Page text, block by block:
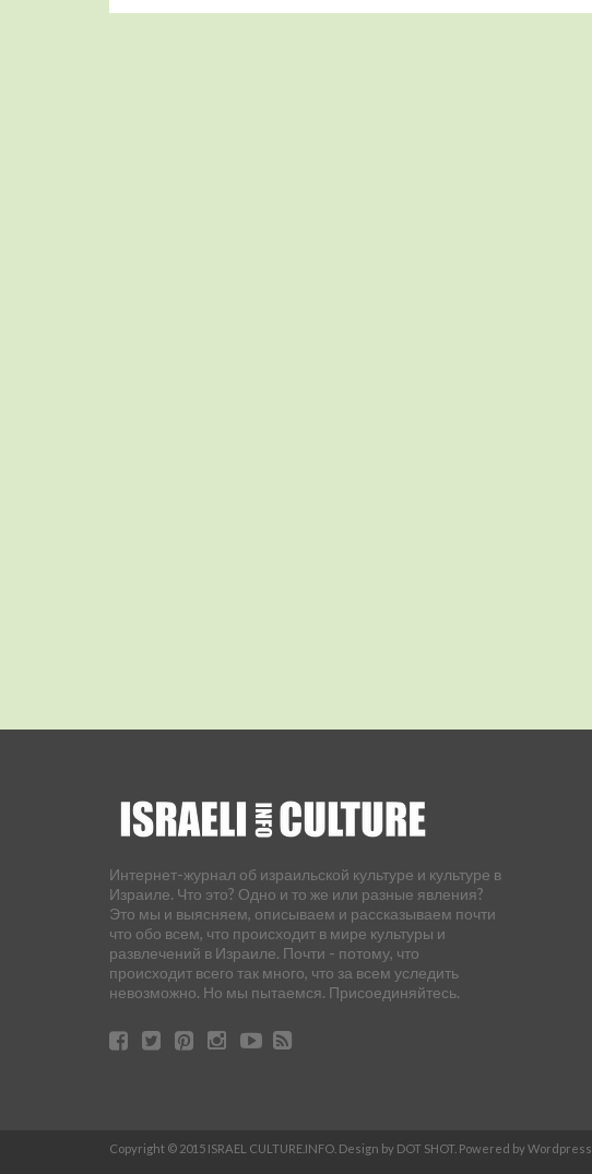
Интернет-журнал об израильской культуре и культуре в
Израиле. Что это? Одно и то же или разные явления?
Это мы и выясняем, описываем и рассказываем почти
что обо всем, что происходит в мире культуры и
развлечений в Израиле. Почти - потому, что
происходит всего так много, что за всем уследить
невозможно. Но мы пытаемся. Присоединяйтесь.
Copyright © 2015 ISRAEL CULTURE.INFO. Design by DOT SHOT. Powered by Wordpress.